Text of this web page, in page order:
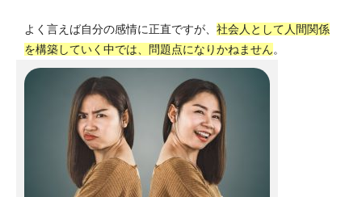
よく言えば自分の感情に正直ですが、 社会人として人間関係
を構築していく中では、問題点になりかねません。